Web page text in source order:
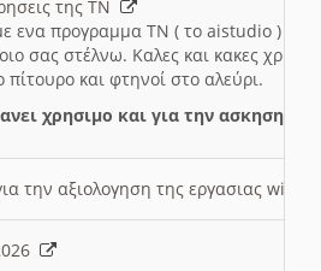
της ΤΝ
ενα προγραμμα ΤΝ ( το aistudio ) και
σας στέλνω. Καλες και κακες
πίτουρο και φτηνοί στο αλεύρι.
χρησιμο και για την ασκηση
την αξιολογηση της εργασιας wiki